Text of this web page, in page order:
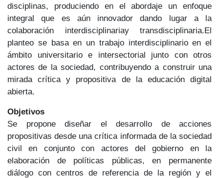
disciplinas, produciendo en el abordaje un enfoque
integral que es aún innovador dando lugar a la
colaboración interdisciplinariay transdisciplinaria.El
planteo se basa en un trabajo interdisciplinario en el
ámbito universitario e intersectorial junto con otros
actores de la sociedad, contribuyendo a construir una
mirada crítica y propositiva de la educación digital
abierta.
Objetivos
Se propone diseñar el desarrollo de acciones
propositivas desde una crítica informada de la sociedad
civil en conjunto con actores del gobierno en la
elaboración de políticas públicas, en permanente
diálogo con centros de referencia de la región y el